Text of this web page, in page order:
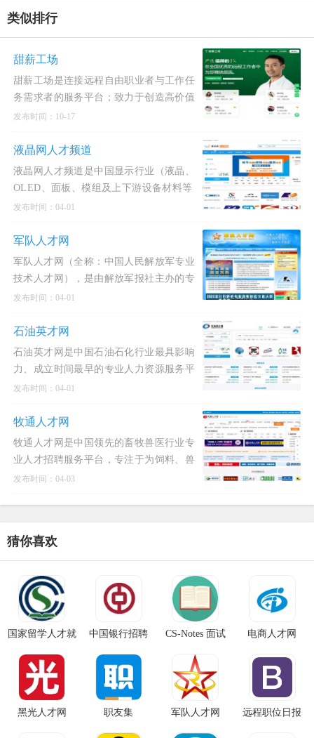
类似排行
甜薪工场
甜薪工场是连接远程自由职业者与工作任
务需求者的服务平台；致力于创造高价值
的自由工作市场，为企业提供灵活、高适
任务，使自由职业者可以充
发布时间：10-17
液晶网人才频道
液晶网人才频道是中国显示行业（液晶、
OLED、面板、模组及上下游设备材料等
领域）垂直细分的专业招聘平台。作为行
显示技术研发、制造管理、设备维护的技
术人才提供精准的
发布时间：04-01
军队人才网
军队人才网（全称：中国人民解放军专业
技术人才网），是由解放军报社主办的专
门服务于中国人民解放军人才队伍建设的
网站是军队文职人员招聘的唯一官方入
口，是国家全军文职人员招聘考试
发布时间：04-01
石油英才网
石油英才网是中国石油石化行业最具影响
力、成立时间最早的专业人力资源服务平
台之一。该平台由北京石油在线人力资源
始终专注于为油气田勘探、开采、炼化、
储运、装备制造及相关技
发布时间：04-01
牧通人才网
牧通人才网是中国领先的畜牧兽医行业专
业人才招聘服务平台，专注于为饲料、兽
药、养殖、动保、水产及宠物等泛畜牧领
发布时间：04-03
猜你喜欢
国家留学人才就
中国银行招聘
CS-Notes 面试
电商人才网
黑光人才网 职友集 军队人才网 远程职位日报